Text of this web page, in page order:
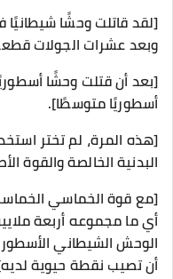
[لقد قاتلت وحشًا شيطانيًا
وبعد عشرات الجولات
[بعد أن قتلت وحشًا
أسطوريًا متوسطًا].
[هذه المرة، لم تختر
البدنية الخالصة والقوة
[مع قوة الخماسي
أي ما مجموعه أربعة
الوحش الشيطاني
أن تصيب نقطة حيوية